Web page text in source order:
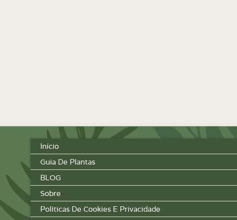
Início
Guia De Plantas
BLOG
Sobre
Políticas De Cookies E Privacidade